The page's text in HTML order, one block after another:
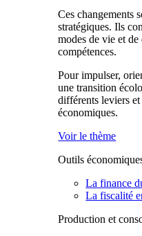
Ces changements
stratégiques. Ils
modes de vie et
compétences.
Pour impulser,
une transition
différents leviers
économiques.
Voir le thème
Outils
La finance
La fiscalité
Production et